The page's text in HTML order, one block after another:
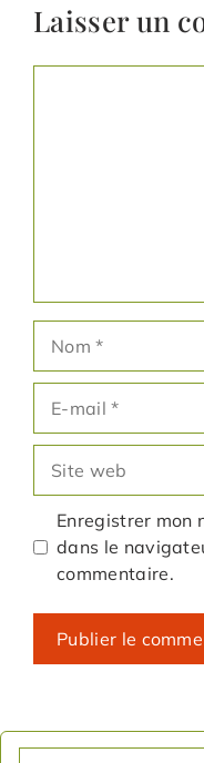
Laisser un
mail
web
Enregistrer mon
dans le
commentaire.